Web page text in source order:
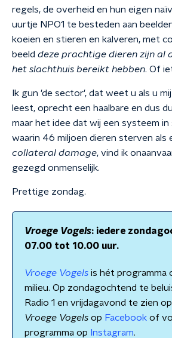
regels, de overheid en hun eigen
uurtje NPO1 te besteden aan
koeien en stieren en kalveren, met
beeld deze prachtige dieren zijn al
het slachthuis bereikt hebben. Of
Ik gun 'de sector', dat weet u als u
leest, oprecht een haalbare en dus
maar het idee dat wij een systeem in
waarin 46 miljoen dieren sterven als
collateral damage, vind ik
gezegd onmenselijk.
Prettige zondag.
Vroege Vogels: iedere
07.00 tot 10.00 uur.
Vroege Vogels is hét programma
milieu. Op zondagochtend te
Radio 1 en vrijdagavond te zien
Vroege Vogels op Facebook of
programma op Instagram.